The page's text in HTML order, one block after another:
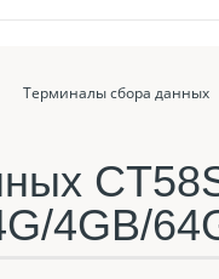
Терминалы сбора данных
4GB/